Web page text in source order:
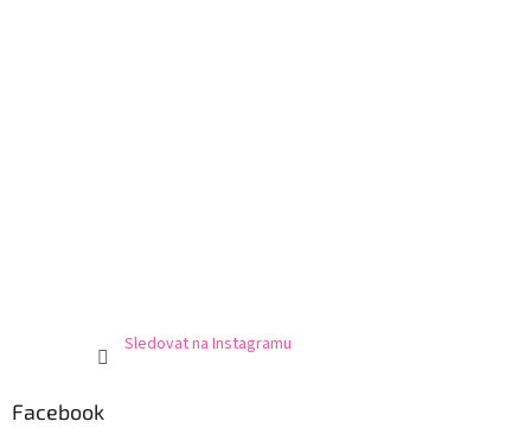
Sledovat na Instagramu
Facebook